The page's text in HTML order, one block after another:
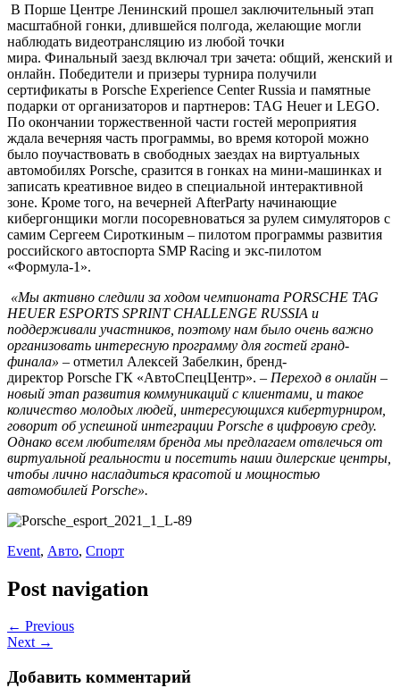
В Порше Центре Ленинский прошел заключительный этап
масштабной гонки, длившейся полгода, желающие могли
наблюдать видеотрансляцию из любой точки
мира. Финальный заезд включал три зачета: общий, женский и
онлайн. Победители и призеры турнира получили
сертификаты в Porsche Experience Center Russia и памятные
подарки от организаторов и партнеров: TAG Heuer и LEGO.
По окончании торжественной части гостей мероприятия
ждала вечерняя часть программы, во время которой можно
было поучаствовать в свободных заездах на виртуальных
автомобилях Porsche, сразится в гонках на мини-машинках и
записать креативное видео в специальной интерактивной
зоне. Кроме того, на вечерней AfterParty начинающие
кибергонщики могли посоревноваться за рулем симуляторов с
самим Сергеем Сироткиным – пилотом программы развития
российского автоспорта SMP Racing и экс-пилотом
«Формула-1».
«Мы активно следили за ходом чемпионата PORSCHE TAG
HEUER ESPORTS SPRINT CHALLENGE RUSSIA и
поддерживали участников, поэтому нам было очень важно
организовать интересную программу для гостей гранд-
финала» – отметил Алексей Забелкин, бренд-
директор Porsche ГК «АвтоСпецЦентр». – Переход в онлайн –
новый этап развития коммуникаций с клиентами, и такое
количество молодых людей, интересующихся кибертурниром,
говорит об успешной интеграции Porsche в цифровую среду.
Однако всем любителям бренда мы предлагаем отвлечься от
виртуальной реальности и посетить наши дилерские центры,
чтобы лично насладиться красотой и мощностью
автомобилей Porsche».
Event, Авто, Спорт
Post navigation
← Previous
Next →
Добавить комментарий